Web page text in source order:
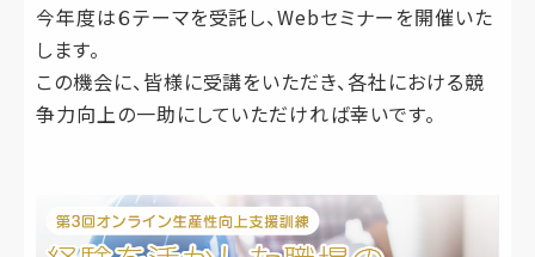
今年度は６テーマを受託し、Webセミナーを開催いた
します。
この機会に、皆様に受講をいただき、各社における競
争力向上の一助にしていただければ幸いです。